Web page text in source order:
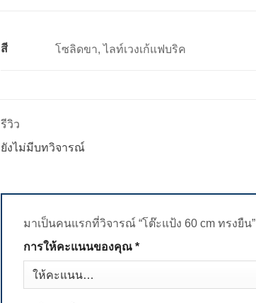
สี โซลิดขา, ไลท์เวงเก้แฟบริค
รีวิว
ยังไม่มีบทวิจารณ์
มาเป็นคนแรกที่วิจารณ์ “โต๊ะแป้ง 60 cm ทรงยืน”
การให้คะแนนของคุณ *